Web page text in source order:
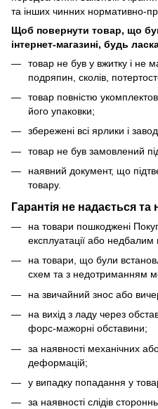
та інших чинних нормативно-
Щоб повернути товар, що
інтернет-магазині, будь
товар не був у вжитку і не
подряпин, сколів,
товар повністю
його упаковки;
збережені всі ярлики і
товар не був замовлений
наявний документ, що
товару.
Гарантія не надається
на товари пошкоджені
експлуатації або
на товари, що були
схем та з недотриманням
на звичайний знос або
на вихід з ладу через
форс-мажорні обставини;
за наявності механічних
деформацій;
у випадку попадання у
за наявності слідів